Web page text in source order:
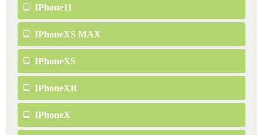
IPhone11
IPhoneXS MAX
IPhoneXS
IPhoneXR
IPhoneX